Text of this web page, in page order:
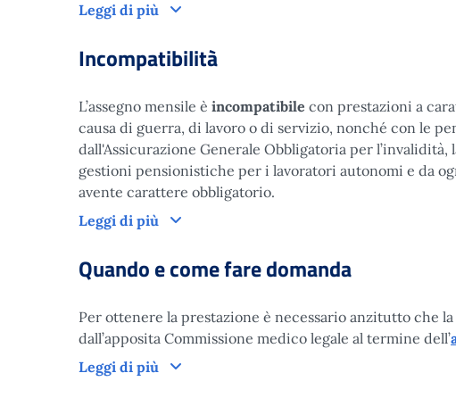
Leggi di più
Incompatibilità
L’assegno mensile è incompatibile con prestazioni a
causa di guerra, di lavoro o di servizio, nonché con le
dall'Assicurazione Generale Obbligatoria per
gestioni pensionistiche per i lavoratori autonomi e da
avente carattere obbligatorio.
Leggi di più
Quando e come fare domanda
Per ottenere la prestazione è necessario anzitutto che
dall’apposita Commissione medico legale al termine dell’
Leggi di più